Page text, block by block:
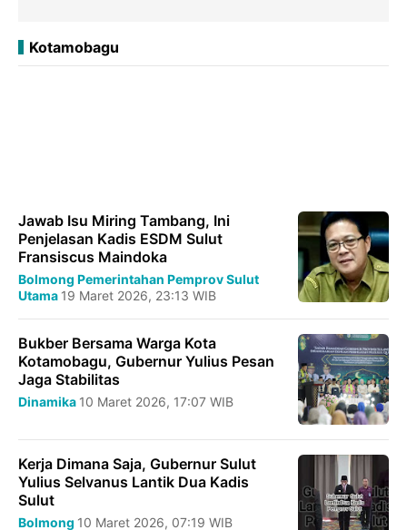
Kotamobagu
Jawab Isu Miring Tambang, Ini
Penjelasan Kadis ESDM Sulut
Fransiscus Maindoka
Bolmong Pemerintahan Pemprov Sulut
Utama 19 Maret 2026, 23:13 WIB
Bukber Bersama Warga Kota
Kotamobagu, Gubernur Yulius Pesan
Jaga Stabilitas
Dinamika 10 Maret 2026, 17:07 WIB
Kerja Dimana Saja, Gubernur Sulut
Yulius Selvanus Lantik Dua Kadis
Sulut
Bolmong 10 Maret 2026, 07:19 WIB